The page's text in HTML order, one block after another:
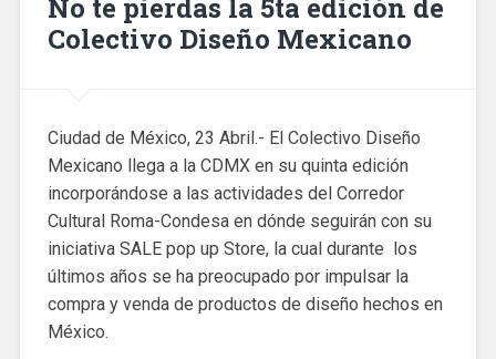
No te pierdas la 5ta edición de
Colectivo Diseño Mexicano
Ciudad de México, 23 Abril.- El Colectivo Diseño
Mexicano llega a la CDMX en su quinta edición
incorporándose a las actividades del Corredor
Cultural Roma-Condesa en dónde seguirán con su
iniciativa SALE pop up Store, la cual durante los
últimos años se ha preocupado por impulsar la
compra y venda de productos de diseño hechos en
México.